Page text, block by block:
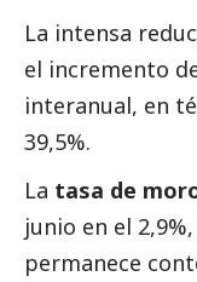
La intensa
el incremento
interanual, en
39,5%.
La tasa de
junio en el
permanece